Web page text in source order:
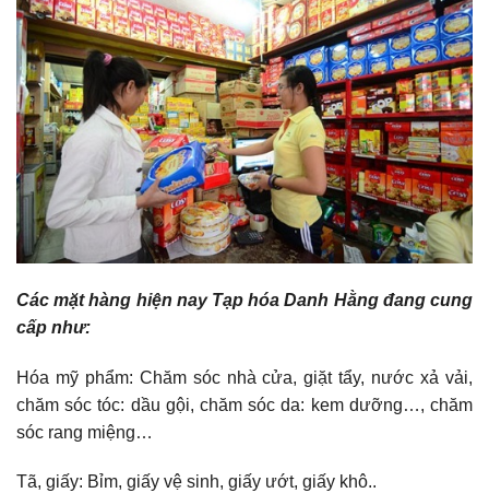
Các mặt hàng hiện nay Tạp hóa Danh Hằng đang cung
cấp như:
Hóa mỹ phẩm: Chăm sóc nhà cửa, giặt tẩy, nước xả vải,
chăm sóc tóc: dầu gội, chăm sóc da: kem dưỡng…, chăm
sóc rang miệng…
Tã, giấy: Bỉm, giấy vệ sinh, giấy ướt, giấy khô..